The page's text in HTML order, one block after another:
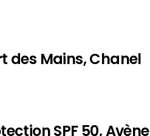
des Mains, Chanel
SPF 50, Avène